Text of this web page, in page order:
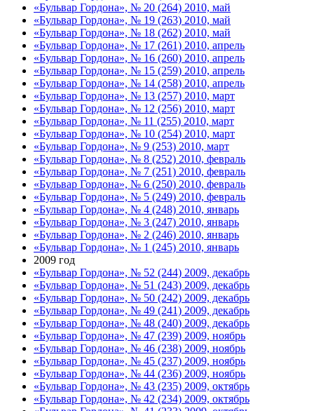
«Бульвар Гордона», № 20 (264) 2010, май
«Бульвар Гордона», № 19 (263) 2010, май
«Бульвар Гордона», № 18 (262) 2010, май
«Бульвар Гордона», № 17 (261) 2010, апрель
«Бульвар Гордона», № 16 (260) 2010, апрель
«Бульвар Гордона», № 15 (259) 2010, апрель
«Бульвар Гордона», № 14 (258) 2010, апрель
«Бульвар Гордона», № 13 (257) 2010, март
«Бульвар Гордона», № 12 (256) 2010, март
«Бульвар Гордона», № 11 (255) 2010, март
«Бульвар Гордона», № 10 (254) 2010, март
«Бульвар Гордона», № 9 (253) 2010, март
«Бульвар Гордона», № 8 (252) 2010, февраль
«Бульвар Гордона», № 7 (251) 2010, февраль
«Бульвар Гордона», № 6 (250) 2010, февраль
«Бульвар Гордона», № 5 (249) 2010, февраль
«Бульвар Гордона», № 4 (248) 2010, январь
«Бульвар Гордона», № 3 (247) 2010, январь
«Бульвар Гордона», № 2 (246) 2010, январь
«Бульвар Гордона», № 1 (245) 2010, январь
2009 год
«Бульвар Гордона», № 52 (244) 2009, декабрь
«Бульвар Гордона», № 51 (243) 2009, декабрь
«Бульвар Гордона», № 50 (242) 2009, декабрь
«Бульвар Гордона», № 49 (241) 2009, декабрь
«Бульвар Гордона», № 48 (240) 2009, декабрь
«Бульвар Гордона», № 47 (239) 2009, ноябрь
«Бульвар Гордона», № 46 (238) 2009, ноябрь
«Бульвар Гордона», № 45 (237) 2009, ноябрь
«Бульвар Гордона», № 44 (236) 2009, ноябрь
«Бульвар Гордона», № 43 (235) 2009, октябрь
«Бульвар Гордона», № 42 (234) 2009, октябрь